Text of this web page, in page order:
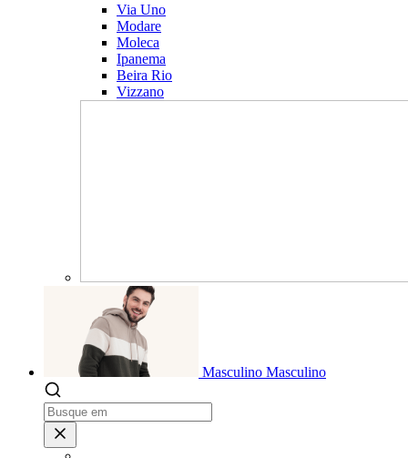
Via Uno
Modare
Moleca
Ipanema
Beira Rio
Vizzano
Masculino Masculino